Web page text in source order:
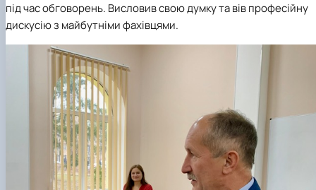
під час обговорень. Висловив свою думку та вів професійну
дискусію з майбутніми фахівцями.